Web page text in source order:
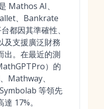
Mathos AI、
、Bankrate
都因其準確性、
及支援廣泛財務
出。在最近的測
）的
Mathway、
等領先
17%。